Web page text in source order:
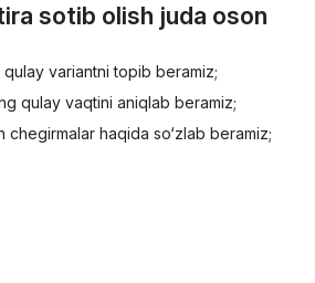
sotib olish juda oson
variantni topib beramiz;
qulay vaqtini aniqlab beramiz;
haqida so‘zlab beramiz;